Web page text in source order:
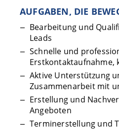
AUFGABEN, DIE
Bearbeitung und
Leads
Schnelle und
Erstkontaktaufnahme,
Aktive Unterstützung
Zusammenarbeit mit
Erstellung und
Angeboten
Terminerstellung und